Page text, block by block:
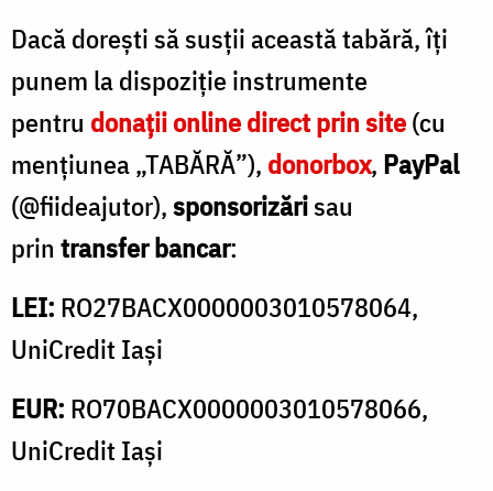
Dacă dorești săsusții această tabără, îți
punem la dispoziție instrumente
pentru donații online direct prin site(cu
mențiunea „TABĂRĂ”), donorbox, PayPal
(@fiideajutor),sponsorizărisau
prin transfer bancar:
LEI: RO27BACX0000003010578064,
UniCredit Iași
EUR: RO70BACX0000003010578066,
UniCredit Iași